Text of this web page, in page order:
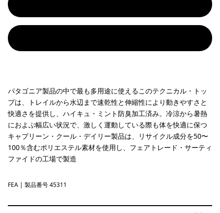
パタゴニア製品の中で最も多用途に使えるこのテクニカル・トッ
プは、トレイルから水辺まで速乾性と伸縮性により動きやすさと
快適さを提供し、ハイキュ・ミント防臭加工済み。冷涼から暑熱
におよぶ幅広い状況で、激しく運動している際も体を快適に保つ
キャプリーン・クール・デイリー製品は、リサイクル成分を50〜
100％含むポリエステル素材を使用し、フェアトレード・サーティ
ファイドの工場で製造
Feather Grey
FEA | 製品番号 45311